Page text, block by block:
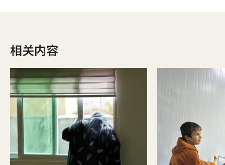
相关内容